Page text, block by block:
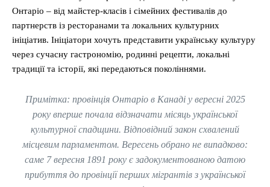
Онтаріо – від майстер-класів і сімейних фестивалів до
партнерств із ресторанами та локальних культурних
ініціатив. Ініціатори хочуть представити українську культуру
через сучасну гастрономію, родинні рецепти, локальні
традиції та історії, які передаються поколіннями.
Примітка: провінція Онтаріо в Канаді у вересні 2025
року вперше почала відзначати місяць української
культурної спадщини. Відповідний закон схвалений
місцевим парламентом. Вересень обрано не випадково:
саме 7 вересня 1891 року є задокументованою датою
прибуття до провінції перших мігрантів з української